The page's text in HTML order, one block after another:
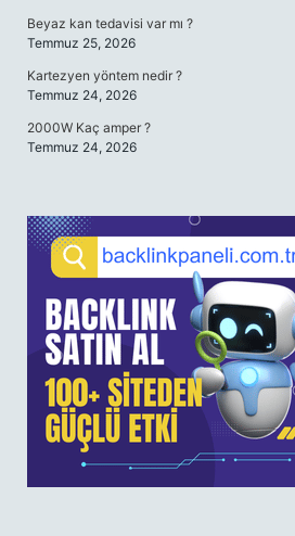
Beyaz kan tedavisi var mı ?
Temmuz 25, 2026
Kartezyen yöntem nedir ?
Temmuz 24, 2026
2000W Kaç amper ?
Temmuz 24, 2026